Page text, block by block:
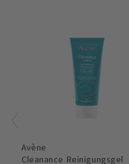
Avène
Cleanance Reinigungsgel